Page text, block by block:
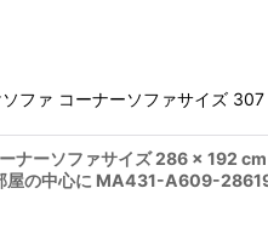
ファ コーナーソファサイズ
ーソファサイズ 286 × 192
部屋の中心に MA431-A609-